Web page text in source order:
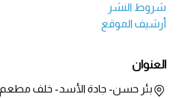
شروط النشر
أرشيف الموقع
العنوان
بئر حسن- جادة الأسد- خلف مطعم